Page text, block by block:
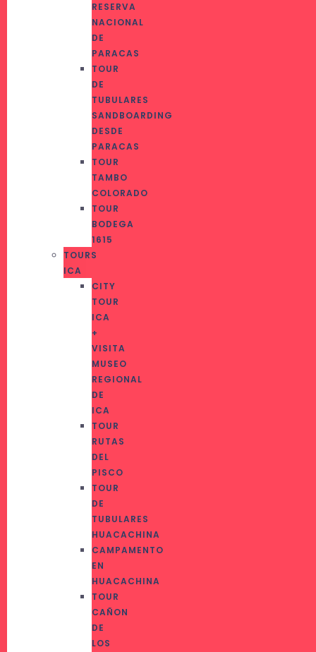
RESERVA
NACIONAL
DE
PARACAS
TOUR
DE
TUBULARES
SANDBOARDING
DESDE
PARACAS
TOUR
TAMBO
COLORADO
TOUR
BODEGA
1615
TOURS
ICA
CITY
TOUR
ICA
+
VISITA
MUSEO
REGIONAL
DE
ICA
TOUR
RUTAS
DEL
PISCO
TOUR
DE
TUBULARES
HUACACHINA
CAMPAMENTO
EN
HUACACHINA
TOUR
CAÑON
DE
LOS